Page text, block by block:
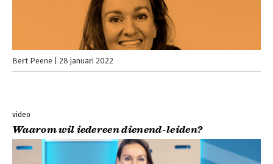
Bert Peene 28 januari 2022
video
Waarom wil iedereen dienend-leiden?